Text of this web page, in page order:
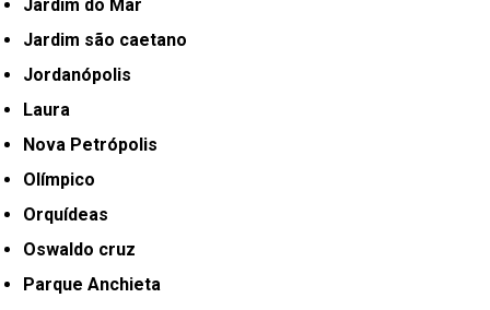
Jardim do Mar
Jardim são caetano
Jordanópolis
Laura
Nova Petrópolis
Olímpico
Orquídeas
Oswaldo cruz
Parque Anchieta